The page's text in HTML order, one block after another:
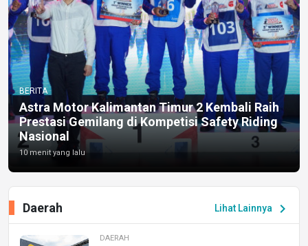
BERITA
Astra Motor Kalimantan Timur 2 Kembali Raih
Prestasi Gemilang di Kompetisi Safety Riding
Nasional
10 menit yang lalu
Lihat Lainnya chevron_right
Daerah
DAERAH